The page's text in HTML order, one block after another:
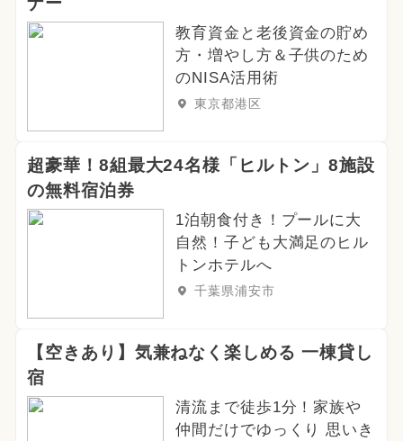
教育資金と老後資金の貯め
方・増やし方＆子供のため
のNISA活用術
東京都港区
超豪華！8組最大24名様「ヒルトン」8施設
の無料宿泊券
1泊朝食付き！プールに大
自然！子ども大満足のヒル
トンホテルへ
千葉県浦安市
【空きあり】気兼ねなく楽しめる 一棟貸し
宿
清流まで徒歩1分！家族や
仲間だけでゆっくり 思いき